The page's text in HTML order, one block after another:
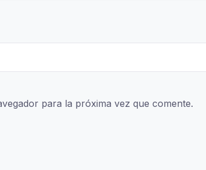
para la próxima vez que comente.